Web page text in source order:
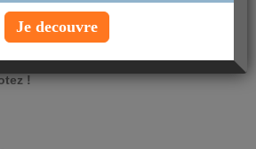
de vous évader dans le Sud de la
brouillade au thon est faite pour vous.
!
Je decouvre